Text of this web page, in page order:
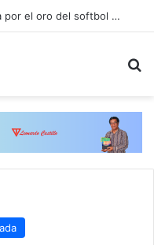
Ante XXIV Convención Nacional del Partido Revolucionario Moderno (PRM)